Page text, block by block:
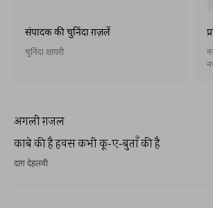
संपादक की चुनिंदा ग़ज़लें
चुनिंदा शायरी
अगली ग़ज़ल
काबे की है हवस कभी कू-ए-बुताँ की है
दाग़ देहलवी